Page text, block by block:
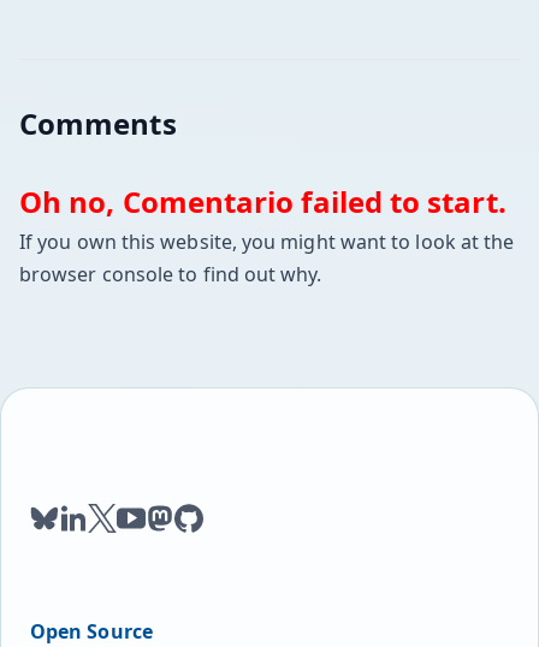
Comments
Oh no, Comentario failed to start.
If you own this website, you might want to look at the
browser console to find out why.
bluesky
linkedin
twitter
youtube
mastodon
github
Open Source